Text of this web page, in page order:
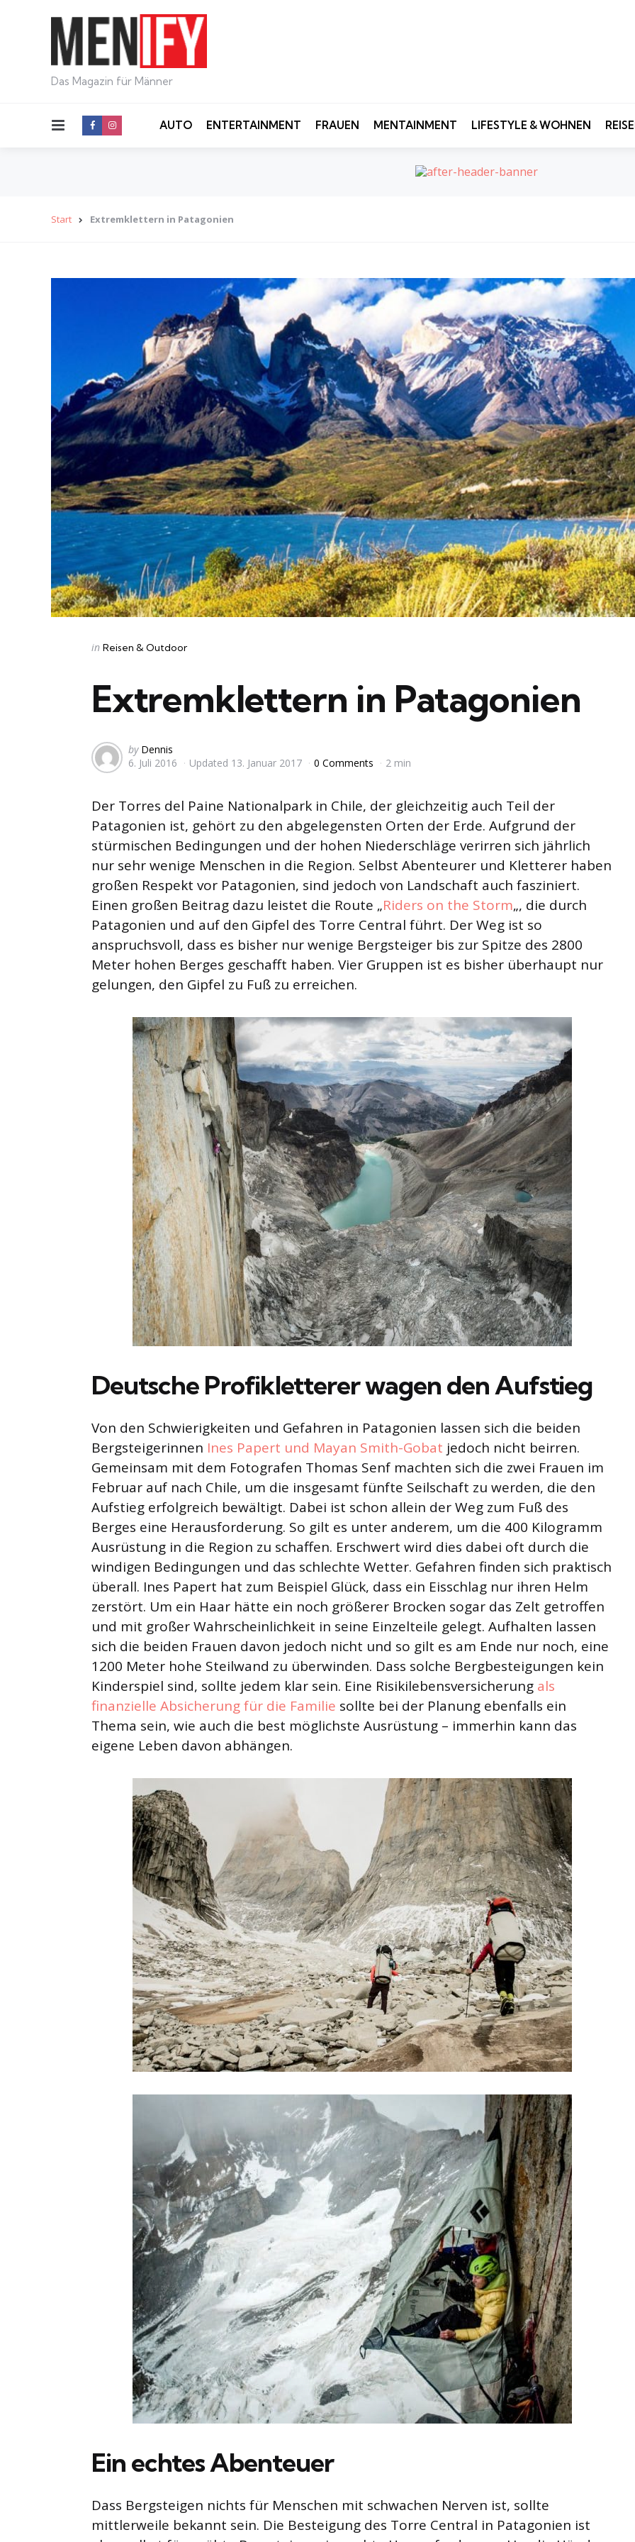
Das Magazin für Männer
Menu AUTO ENTERTAINMENT FRAUEN MENTAINMENT LIFESTYLE & WOHNEN
Start Extremklettern in Patagonien
Categories
Posted
in Reisen & Outdoor
Extremklettern in Patagonien
Posted
by
by Dennis
6. Juli 2016
Updated 13. Januar 2017 0 Comments 2 min
Der Torres del Paine Nationalpark in Chile, der gleichzeitig auch Teil der
Patagonien ist, gehört zu den abgelegensten Orten der Erde. Aufgrund der
stürmischen Bedingungen und der hohen Niederschläge verirren sich jährlich
nur sehr wenige Menschen in die Region. Selbst Abenteurer und Kletterer haben
großen Respekt vor Patagonien, sind jedoch von Landschaft auch fasziniert.
Einen großen Beitrag dazu leistet die Route „Riders on the Storm„, die durch
Patagonien und auf den Gipfel des Torre Central führt. Der Weg ist so
anspruchsvoll, dass es bisher nur wenige Bergsteiger bis zur Spitze des 2800
Meter hohen Berges geschafft haben. Vier Gruppen ist es bisher überhaupt nur
gelungen, den Gipfel zu Fuß zu erreichen.
Deutsche Profikletterer wagen den Aufstieg
Von den Schwierigkeiten und Gefahren in Patagonien lassen sich die beiden
Bergsteigerinnen Ines Papert und Mayan Smith-Gobat jedoch nicht beirren.
Gemeinsam mit dem Fotografen Thomas Senf machten sich die zwei Frauen im
Februar auf nach Chile, um die insgesamt fünfte Seilschaft zu werden, die den
Aufstieg erfolgreich bewältigt. Dabei ist schon allein der Weg zum Fuß des
Berges eine Herausforderung. So gilt es unter anderem, um die 400 Kilogramm
Ausrüstung in die Region zu schaffen. Erschwert wird dies dabei oft durch die
windigen Bedingungen und das schlechte Wetter. Gefahren finden sich praktisch
überall. Ines Papert hat zum Beispiel Glück, dass ein Eisschlag nur ihren Helm
zerstört. Um ein Haar hätte ein noch größerer Brocken sogar das Zelt getroffen
und mit großer Wahrscheinlichkeit in seine Einzelteile gelegt. Aufhalten lassen
sich die beiden Frauen davon jedoch nicht und so gilt es am Ende nur noch, eine
1200 Meter hohe Steilwand zu überwinden. Dass solche Bergbesteigungen kein
Kinderspiel sind, sollte jedem klar sein. Eine Risikilebensversicherung als
finanzielle Absicherung für die Familie sollte bei der Planung ebenfalls ein
Thema sein, wie auch die best möglichste Ausrüstung – immerhin kann das
eigene Leben davon abhängen.
Ein echtes Abenteuer
Dass Bergsteigen nichts für Menschen mit schwachen Nerven ist, sollte
mittlerweile bekannt sein. Die Besteigung des Torre Central in Patagonien ist